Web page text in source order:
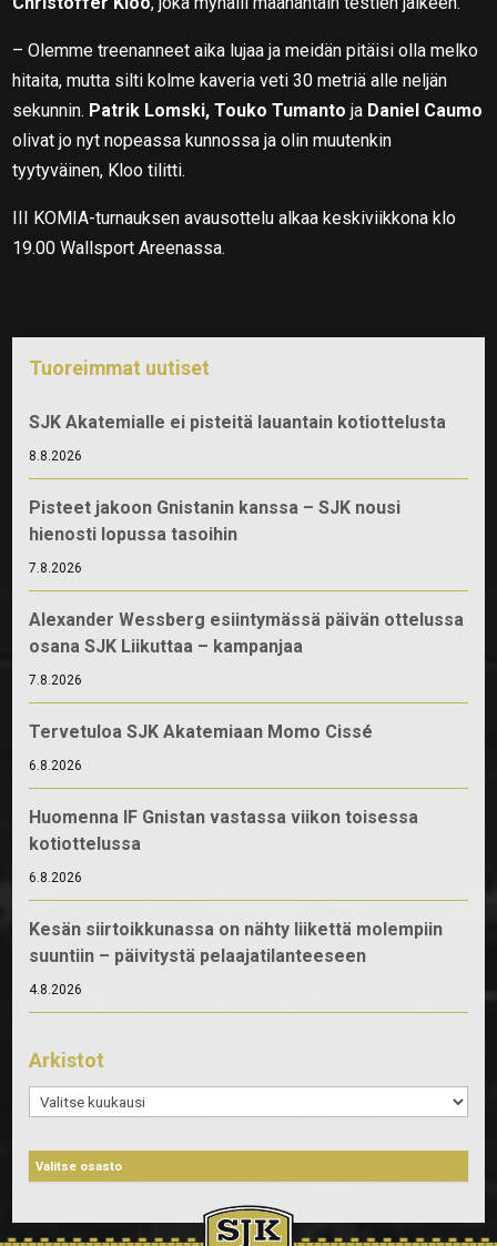
– Olemme treenanneet aika lujaa ja meidän pitäisi olla melko
hitaita, mutta silti kolme kaveria veti 30 metriä alle neljän
sekunnin. Patrik Lomski, Touko Tumanto ja Daniel Caumo
olivat jo nyt nopeassa kunnossa ja olin muutenkin
tyytyväinen, Kloo tilitti.
III KOMIA-turnauksen avausottelu alkaa keskiviikkona klo
19.00 Wallsport Areenassa.
Tuoreimmat uutiset
SJK Akatemialle ei pisteitä lauantain kotiottelusta
8.8.2026
Pisteet jakoon Gnistanin kanssa – SJK nousi
hienosti lopussa tasoihin
7.8.2026
Alexander Wessberg esiintymässä päivän ottelussa
osana SJK Liikuttaa – kampanjaa
7.8.2026
Tervetuloa SJK Akatemiaan Momo Cissé
6.8.2026
Huomenna IF Gnistan vastassa viikon toisessa
kotiottelussa
6.8.2026
Kesän siirtoikkunassa on nähty liikettä molempiin
suuntiin – päivitystä pelaajatilanteeseen
4.8.2026
Arkistot
Arkistot